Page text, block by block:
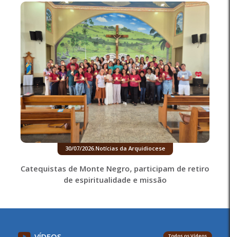
30/07/2026.Notícias da Arquidiocese
Catequistas de Monte Negro, participam de retiro
de espiritualidade e missão